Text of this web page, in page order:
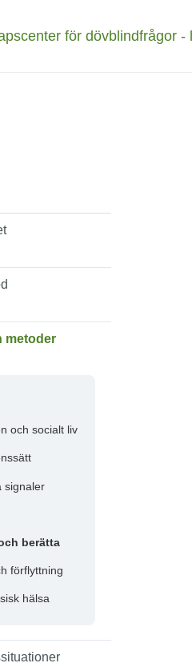
och LSS
tolk
metoder
och socialt liv
signaler
berätta
förflyttning
hälsa